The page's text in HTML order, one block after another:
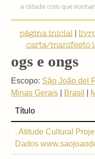
a cidade com que
página inicial|
carta/manifesto
ogs e ongs
Escopo: São João del
Minas Gerais
Brasil
Título
. Atitude Cultural
Dados